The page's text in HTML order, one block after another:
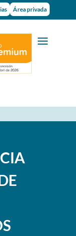
Área privada